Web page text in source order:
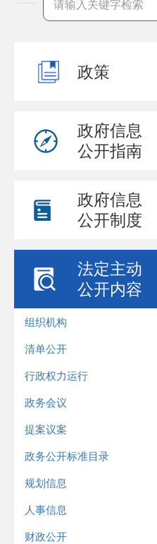
政策
政府信息
公开指南
政府信息
公开制度
法定主动
公开内容
组织机构
清单公开
行政权力运行
政务会议
提案议案
政务公开标准目录
规划信息
人事信息
财政公开